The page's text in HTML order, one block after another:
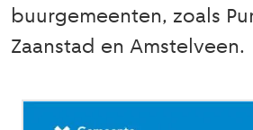
buurgemeenten, zoals
Zaanstad en Amstelveen.